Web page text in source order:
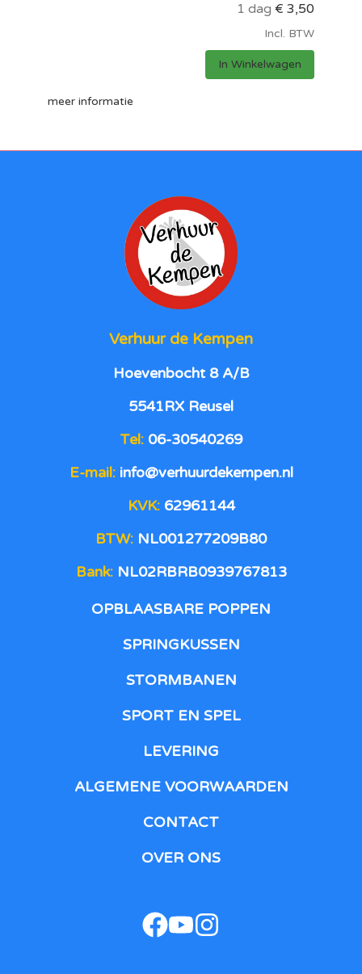
1 dag € 3,50
Incl. BTW
In Winkelwagen
meer informatie
Verhuur de Kempen
Hoevenbocht 8 A/B
5541RX Reusel
Tel: 06-30540269
E-mail: info@verhuurdekempen.nl
KVK:62961144
BTW: NL001277209B80
Bank:NL02RBRB0939767813
OPBLAASBARE POPPEN
SPRINGKUSSEN
STORMBANEN
SPORT EN SPEL
LEVERING
ALGEMENE VOORWAARDEN
CONTACT
OVER ONS
facebook
youtube